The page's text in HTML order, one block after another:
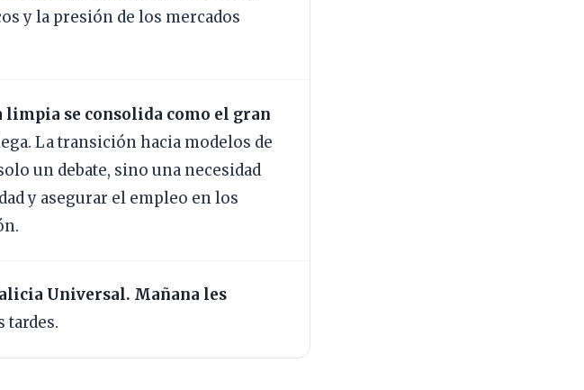
y la presión de los mercados
se consolida como el gran
La transición hacia modelos de
un debate, sino una necesidad
y asegurar el empleo en los
Universal. Mañana les
tardes.